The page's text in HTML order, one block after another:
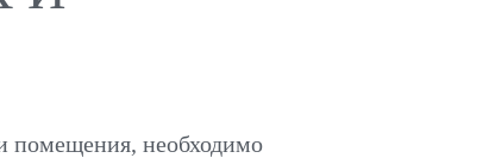
помещения, необходимо